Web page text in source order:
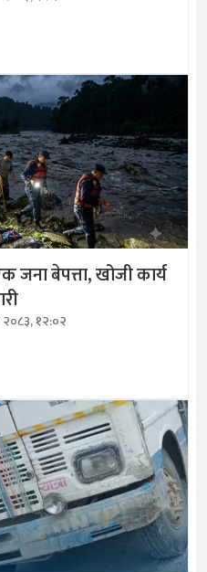
जना बेपत्ता, खोजी कार्य
२०८३, १२:०२